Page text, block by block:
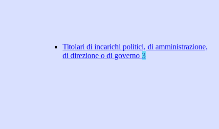
Titolari di incarichi politici, di amministrazione,
di direzione o di governo 3